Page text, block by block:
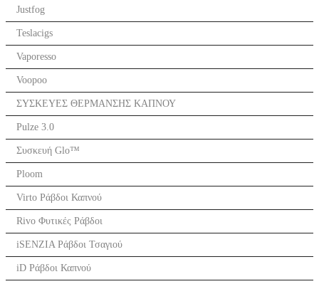
Justfog
Teslacigs
Vaporesso
Voopoo
ΣΥΣΚΕΥΕΣ ΘΕΡΜΑΝΣΗΣ ΚΑΠΝΟΥ
Pulze 3.0
Συσκευή Glo™
Ploom
Virto Ράβδοι Καπνού
Rivo Φυτικές Ράβδοι
iSENZIA Ράβδοι Τσαγιού
iD Ράβδοι Καπνού